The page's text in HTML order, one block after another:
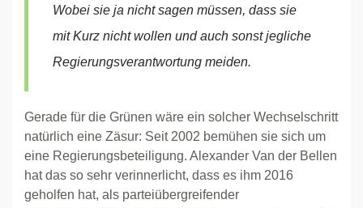
Wobei sie ja nicht sagen müssen, dass sie
mit Kurz nicht wollen und auch sonst jegliche
Regierungsverantwortung meiden.
Gerade für die Grünen wäre ein solcher Wechselschritt
natürlich eine Zäsur: Seit 2002 bemühen sie sich um
eine Regierungsbeteiligung. Alexander Van der Bellen
hat das so sehr verinnerlicht, dass es ihm 2016
geholfen hat, als parteiübergreifender